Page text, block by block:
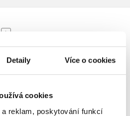
Detaily Více o cookies
cookies
reklam, poskytování funkcí
žádná uživatelská hodnocení.
pouze registrovaní uživatelé